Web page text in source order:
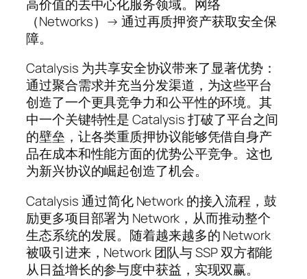
高价值的去中心化服务领域。网络
（Networks）→ 通过再质押资产获取安全保
障。
Catalysis 为共享安全协议带来了显著优势：
通过聚合需求并充当分发渠道，为这些平台
创造了一个更具竞争力和公平性的环境。其
中一个关键特性是 Catalysis 打破了平台之间
的壁垒，让各类重质押协议能够凭借自身产
品在成本和性能方面的优势公平竞争。这也
为新兴协议的崛起创造了机会。
Catalysis 通过简化 Network 的接入流程，鼓
励更多项目部署为 Network，从而推动整个
生态系统的发展。随着越来越多的 Network
被吸引进来，Network 团队与 SSP 双方都能
从日益增长的参与度中获益，实现双赢。